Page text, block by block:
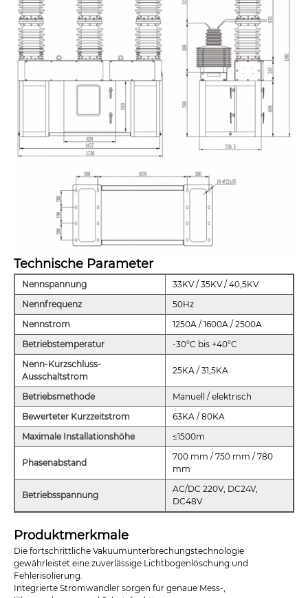
Technische Parameter
Nennspannung
33KV / 35KV / 40,5KV
Nennfrequenz
50Hz
Nennstrom
1250A / 1600A / 2500A
Betriebstemperatur
-30°C bis +40°C
Nenn-Kurzschluss-
Ausschaltstrom
25KA / 31,5KA
Betriebsmethode
Manuell / elektrisch
Bewerteter Kurzzeitstrom
63KA / 80KA
Maximale Installationshöhe
≤1500m
Phasenabstand
700 mm / 750 mm / 780
mm
Betriebsspannung
AC/DC 220V, DC24V,
DC48V
Produktmerkmale
Die fortschrittliche Vakuumunterbrechungstechnologie
gewährleistet eine zuverlässige Lichtbogenlöschung und
Fehlerisolierung.
Integrierte Stromwandler sorgen für genaue Mess-,